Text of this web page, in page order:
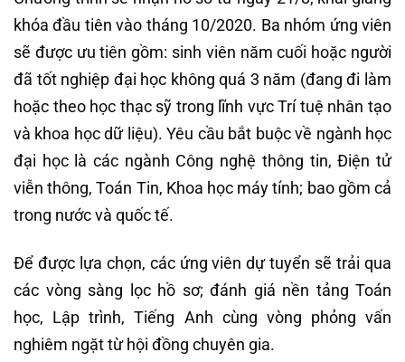
khóa đầu tiên vào tháng 10/2020. Ba nhóm ứng viên
sẽ được ưu tiên gồm: sinh viên năm cuối hoặc người
đã tốt nghiệp đại học không quá 3 năm (đang đi làm
hoặc theo học thạc sỹ trong lĩnh vực Trí tuệ nhân tạo
và khoa học dữ liệu). Yêu cầu bắt buộc về ngành học
đại học là các ngành Công nghệ thông tin, Điện tử
viễn thông, Toán Tin, Khoa học máy tính; bao gồm cả
trong nước và quốc tế.
Để được lựa chọn, các ứng viên dự tuyển sẽ trải qua
các vòng sàng lọc hồ sơ; đánh giá nền tảng Toán
học, Lập trình, Tiếng Anh cùng vòng phỏng vấn
nghiêm ngặt từ hội đồng chuyên gia.